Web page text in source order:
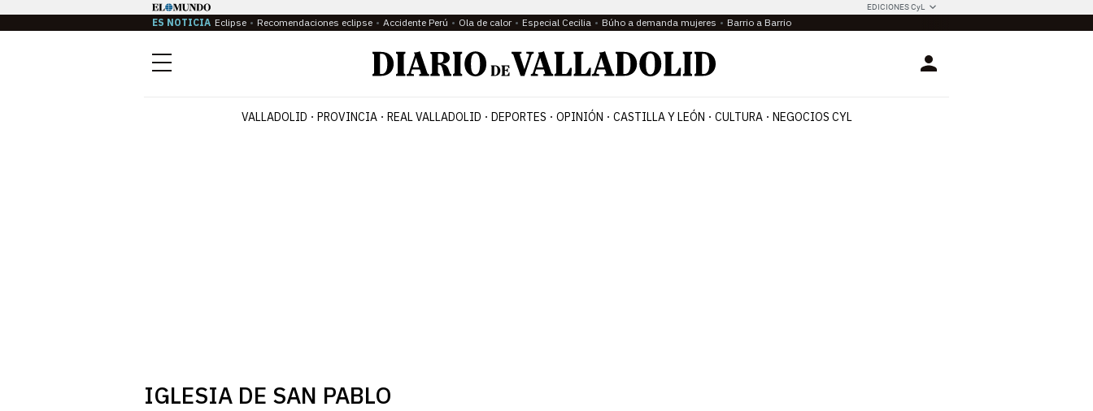
EDICIONES CyL
ES NOTICIA Eclipse Recomendaciones eclipse Accidente Perú Ola de calor Especial Cecilia Búho a demanda mujeres Barrio a Barrio
Menú Login
VALLADOLID PROVINCIA REAL VALLADOLID DEPORTES OPINIÓN CASTILLA Y LEÓN CULTURA NEGOCIOS CYL
IGLESIA DE SAN PABLO